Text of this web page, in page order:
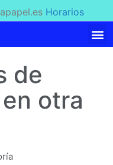
Horarios
de
otra